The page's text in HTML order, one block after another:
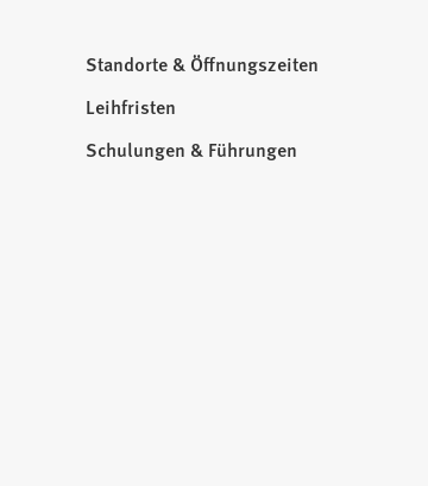
Standorte & Öffnungszeiten
Leihfristen
Schulungen & Führungen